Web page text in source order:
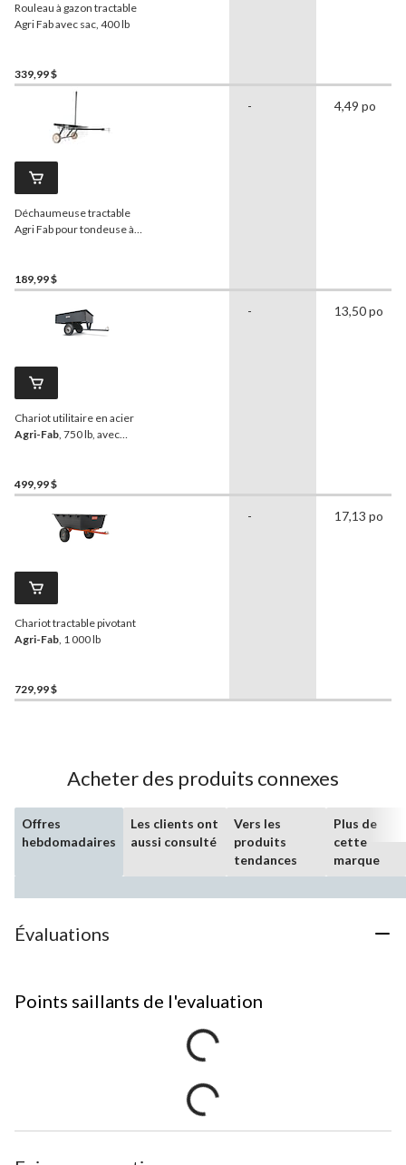
Rouleau à gazon tractable
Agri Fab avec sac, 400 lb
339,99 $
Déchaumeuse tractable
Agri Fab pour tondeuse à
189,99 $
- 4,49 po
Chariot utilitaire en acier
Agri-Fab , 750 lb, avec
499,99 $
- 13,50 po
Chariot tractable pivotant
Agri-Fab , 1 000 lb
729,99 $
- 17,13 po
Acheter des produits connexes
Offres
hebdomadaires
Les clients ont
aussi consulté
Vers les
produits
tendances
Plus de
cette
marque
Évaluations
Points saillants de l'evaluation